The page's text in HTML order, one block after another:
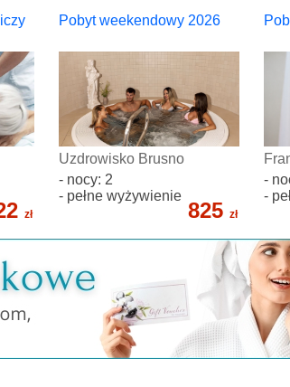
zł
Pobyt weekendowy 2026
Uzdrowisko Brusno
- nocy: 2
- pełne wyżywienie
825 zł
-
-